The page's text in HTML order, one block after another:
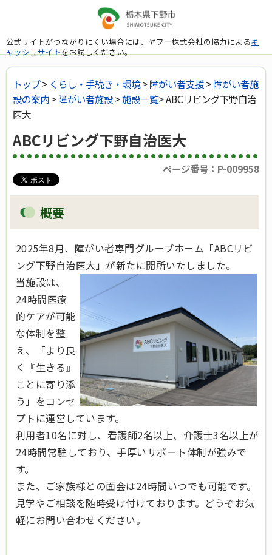
公式サイトがつながりにくい場合には、ヤフー株式会社の協力によるキ
ャッシュサイトをお試しください。
トップ> くらし・手続き・環境>障がい者支援>障がい者施
設の案内>障がい者施設>施設一覧> ABCリビング下野自治
医大
ABCリビング下野自治医大
ページ番号：P-009958
概要
2025年8月、障がい者専門グループホーム「ABCリビ
ング下野自治医大」が新たに開所いたしました。
当施設は、
24時間医療
的ケアが可能
な体制を整
え、「より良
く『生きる』
ことに寄り添
う」をコンセ
プトに運営しています。
利用者10名に対し、看護師2名以上、介護士3名以上が
24時間常駐しており、手厚いサポート体制が強みで
す。
また、ご家族様との面会は24時間いつでも可能です。
見学やご相談を随時受け付けております。どうぞお気
軽にお問い合わせください。